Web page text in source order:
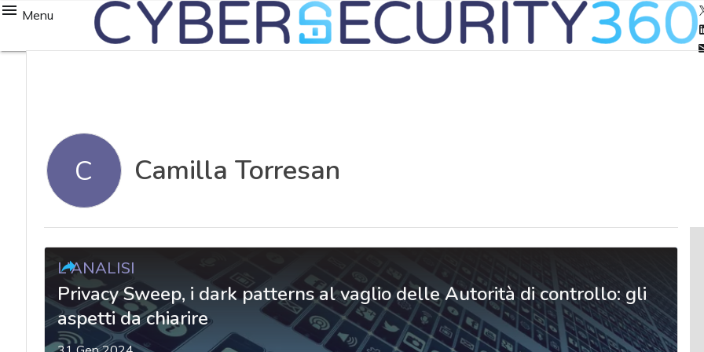
Menu
C Camilla Torresan
L'ANALISI
Privacy Sweep, i dark patterns al vaglio delle Autorità di controllo: gli
aspetti da chiarire